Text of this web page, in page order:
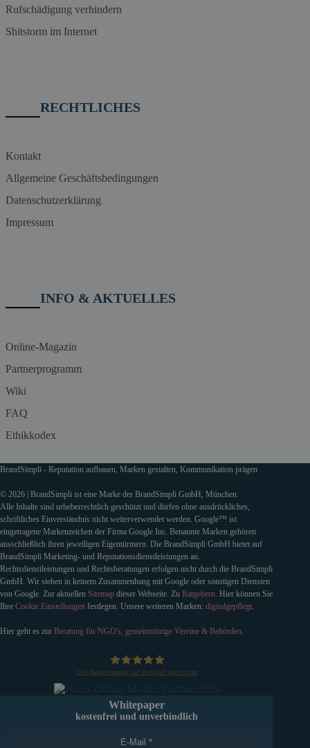
Rufschädigung verhindern
Shitstorm im Internet
RECHTLICHES
Kontakt
Allgemeine Geschäftsbedingungen
Datenschutzerklärung
Impressum
INFO & AKTUELLES
Online-Magazin
Partnerprogramm
Wiki
FAQ
Ethikkodex
BrandSimpli - Reputation aufbauen, Marken gestalten, Kommunikation prägen
© 2026 | BrandSimpli ist eine Marke der BrandSimpli GmbH, München.
Alle Inhalte sind urheberrechtlich geschützt und dürfen ohne ausdrückliches,
schriftliches Einverständnis nicht weiterverwendet werden. Google™ ist
eingetragene Markenzeichen der Firma Google Inc. Benannte Marken gehören
ausschließlich ihren jeweiligen Eigentürmern. Die BrandSimpli GmbH bietet auf
BrandSimpli Marketing- und Reputationsdienstleistungen an.
Rechtsdienstleistungen und Rechtsberatungen erfolgen nicht durch die BrandSimpli
GmbH. Wir stehen in keinem Zusammenhang mit Google oder sonstigen Diensten
von Google. Zur aktuellen Sitemap dieser Webseite. Zu Ratgebern . Hier können Sie
Ihre Cookie Einstellungen festlegen. Unsere weiteren Marken: digitalgepflegt
Hier geht es zur Beratung für NGO's, gemeinnützige Vereine & Behörden
154 Bewertungen auf ProvenExpert.com
Whitepaper
kostenfrei und unverbindlich
E-Mail